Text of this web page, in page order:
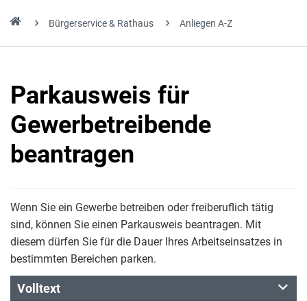
Bürgerservice & Rathaus Anliegen A-Z
Parkausweis für
Gewerbetreibende
beantragen
Wenn Sie ein Gewerbe betreiben oder freiberuflich tätig
sind, können Sie einen Parkausweis beantragen. Mit
diesem dürfen Sie für die Dauer Ihres Arbeitseinsatzes in
bestimmten Bereichen parken.
Volltext